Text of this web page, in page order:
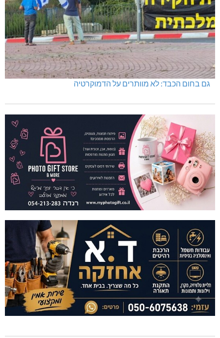
גם בחום הכבד: לא מוותרים על הדמוקרטיה